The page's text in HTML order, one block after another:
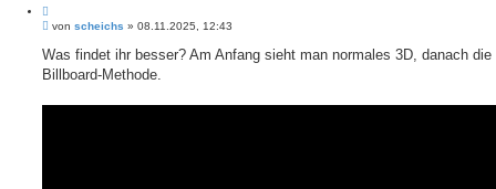
i
e
e
B
i
r
g
von scheichs » 08.11.2025, 12:43
Was findet ihr besser? Am Anfang sieht man normales 3D, danach die
Billboard-Methode.